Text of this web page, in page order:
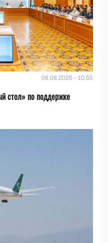
06.08.2026 - 10:55
стол» по поддержке